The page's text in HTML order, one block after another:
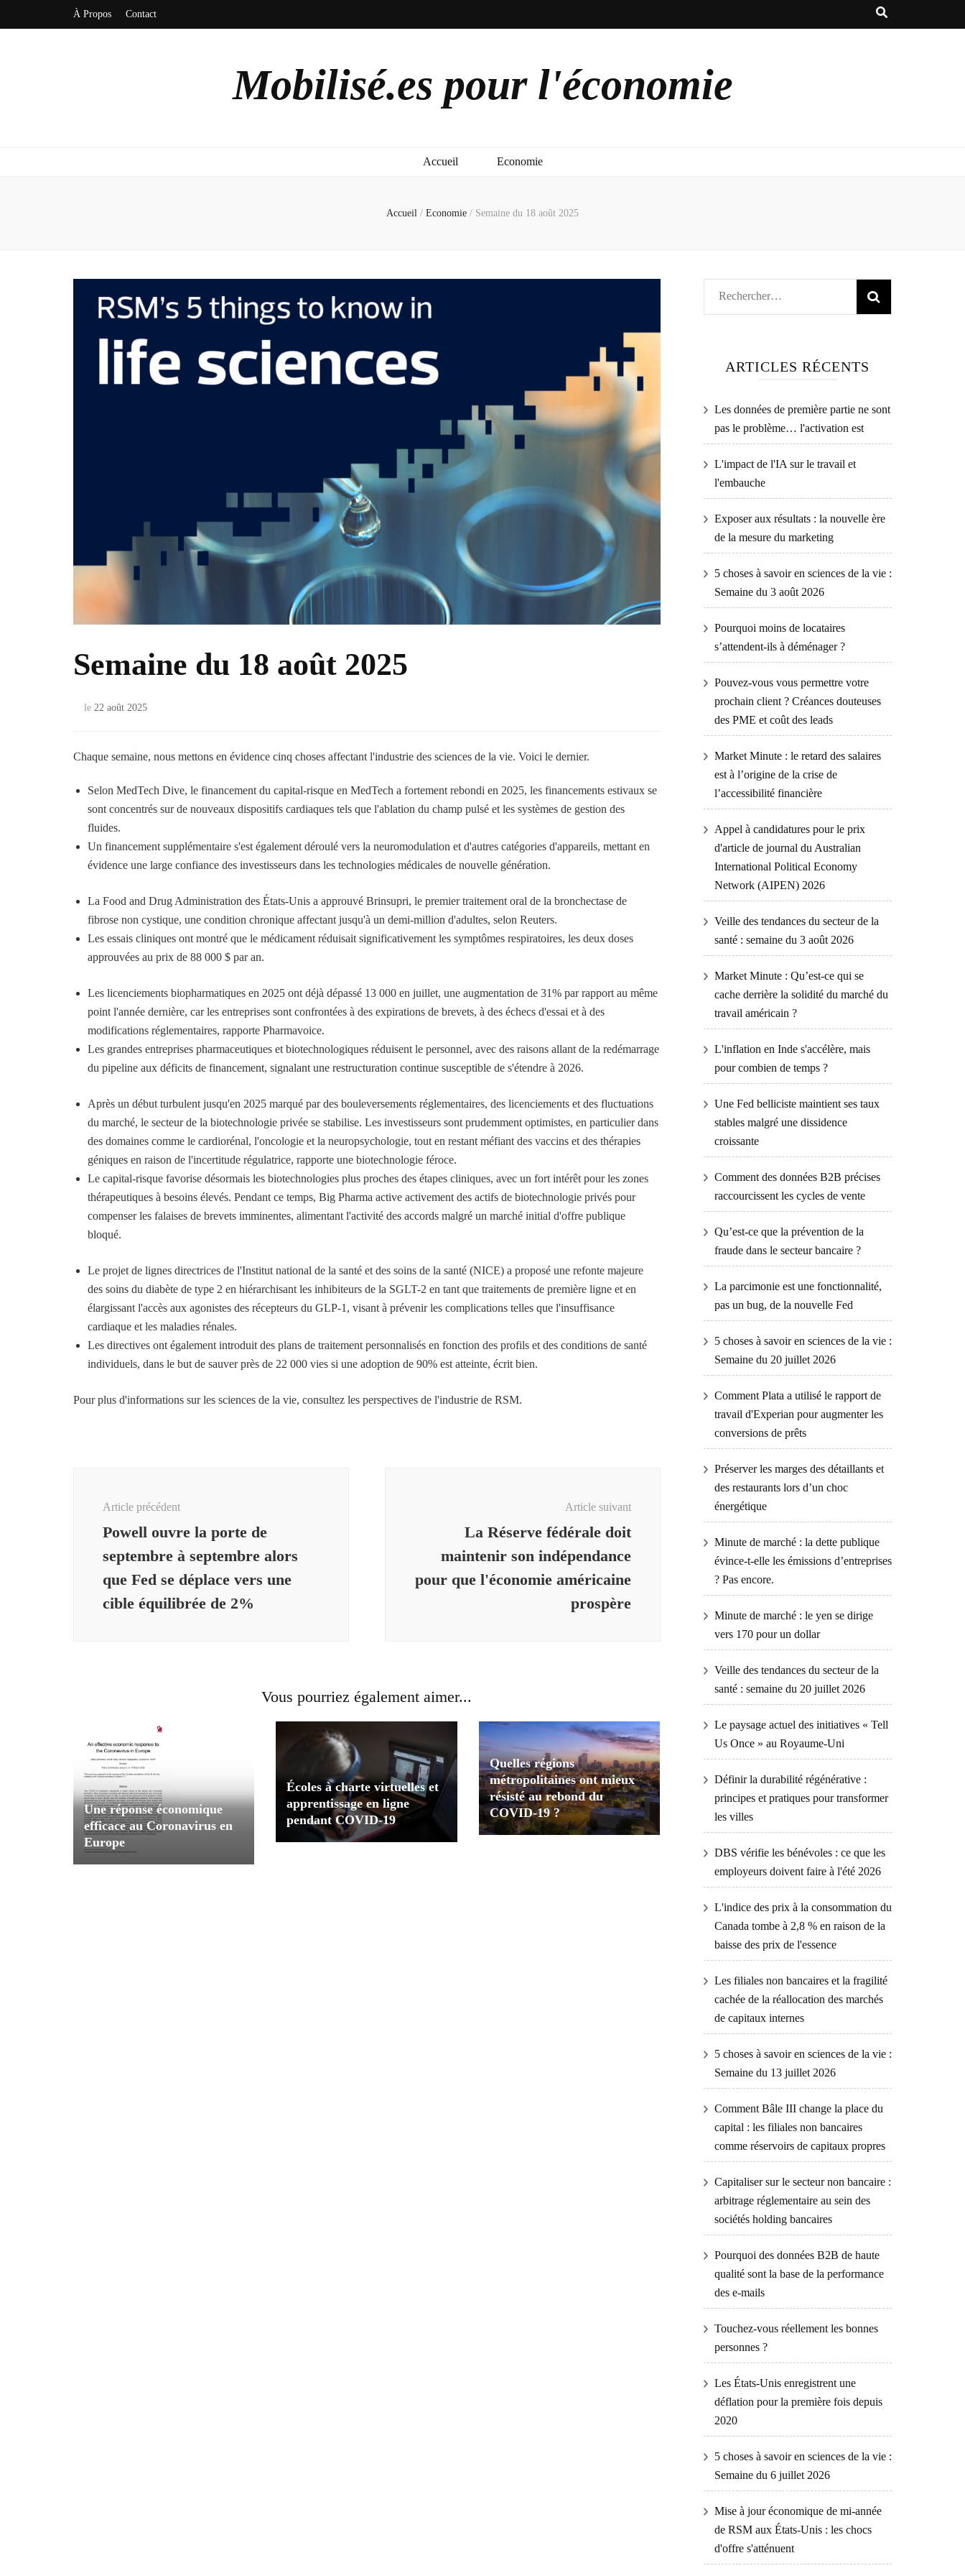
À Propos Contact
Mobilisé.es pour l'économie
Accueil Economie
Accueil / Economie / Semaine du 18 août 2025
Semaine du 18 août 2025
le 22 août 2025
Chaque semaine, nous mettons en évidence cinq choses affectant l'industrie des sciences de la vie. Voici le dernier.
Selon MedTech Dive, le financement du capital-risque en MedTech a fortement rebondi en 2025, les financements estivaux se
sont concentrés sur de nouveaux dispositifs cardiaques tels que l'ablation du champ pulsé et les systèmes de gestion des
fluides.
Un financement supplémentaire s'est également déroulé vers la neuromodulation et d'autres catégories d'appareils, mettant en
évidence une large confiance des investisseurs dans les technologies médicales de nouvelle génération.
La Food and Drug Administration des États-Unis a approuvé Brinsupri, le premier traitement oral de la bronchectase de
fibrose non cystique, une condition chronique affectant jusqu'à un demi-million d'adultes, selon Reuters.
Les essais cliniques ont montré que le médicament réduisait significativement les symptômes respiratoires, les deux doses
approuvées au prix de 88 000 $ par an.
Les licenciements biopharmatiques en 2025 ont déjà dépassé 13 000 en juillet, une augmentation de 31% par rapport au même
point l'année dernière, car les entreprises sont confrontées à des expirations de brevets, à des échecs d'essai et à des
modifications réglementaires, rapporte Pharmavoice.
Les grandes entreprises pharmaceutiques et biotechnologiques réduisent le personnel, avec des raisons allant de la redémarrage
du pipeline aux déficits de financement, signalant une restructuration continue susceptible de s'étendre à 2026.
Après un début turbulent jusqu'en 2025 marqué par des bouleversements réglementaires, des licenciements et des fluctuations
du marché, le secteur de la biotechnologie privée se stabilise. Les investisseurs sont prudemment optimistes, en particulier dans
des domaines comme le cardiorénal, l'oncologie et la neuropsychologie, tout en restant méfiant des vaccins et des thérapies
géniques en raison de l'incertitude régulatrice, rapporte une biotechnologie féroce.
Le capital-risque favorise désormais les biotechnologies plus proches des étapes cliniques, avec un fort intérêt pour les zones
thérapeutiques à besoins élevés. Pendant ce temps, Big Pharma active activement des actifs de biotechnologie privés pour
compenser les falaises de brevets imminentes, alimentant l'activité des accords malgré un marché initial d'offre publique
bloqué.
Le projet de lignes directrices de l'Institut national de la santé et des soins de la santé (NICE) a proposé une refonte majeure
des soins du diabète de type 2 en hiérarchisant les inhibiteurs de la SGLT-2 en tant que traitements de première ligne et en
élargissant l'accès aux agonistes des récepteurs du GLP-1, visant à prévenir les complications telles que l'insuffisance
cardiaque et les maladies rénales.
Les directives ont également introduit des plans de traitement personnalisés en fonction des profils et des conditions de santé
individuels, dans le but de sauver près de 22 000 vies si une adoption de 90% est atteinte, écrit bien.
Pour plus d'informations sur les sciences de la vie, consultez les perspectives de l'industrie de RSM.
Article précédent
Powell ouvre la porte de
septembre à septembre alors
que Fed se déplace vers une
cible équilibrée de 2%
Article suivant
La Réserve fédérale doit
maintenir son indépendance
pour que l'économie américaine
prospère
Vous pourriez également aimer...
Une réponse économique
efficace au Coronavirus en
Europe
Écoles à charte virtuelles et
apprentissage en ligne
pendant COVID-19
Quelles régions
métropolitaines ont mieux
résisté au rebond du
COVID-19 ?
Rechercher :
ARTICLES RÉCENTS
Les données de première partie ne sont
pas le problème… l'activation est
L'impact de l'IA sur le travail et
l'embauche
Exposer aux résultats : la nouvelle ère
de la mesure du marketing
5 choses à savoir en sciences de la vie :
Semaine du 3 août 2026
Pourquoi moins de locataires
s’attendent-ils à déménager ?
Pouvez-vous vous permettre votre
prochain client ? Créances douteuses
des PME et coût des leads
Market Minute : le retard des salaires
est à l’origine de la crise de
l’accessibilité financière
Appel à candidatures pour le prix
d'article de journal du Australian
International Political Economy
Network (AIPEN) 2026
Veille des tendances du secteur de la
santé : semaine du 3 août 2026
Market Minute : Qu’est-ce qui se
cache derrière la solidité du marché du
travail américain ?
L'inflation en Inde s'accélère, mais
pour combien de temps ?
Une Fed belliciste maintient ses taux
stables malgré une dissidence
croissante
Comment des données B2B précises
raccourcissent les cycles de vente
Qu’est-ce que la prévention de la
fraude dans le secteur bancaire ?
La parcimonie est une fonctionnalité,
pas un bug, de la nouvelle Fed
5 choses à savoir en sciences de la vie :
Semaine du 20 juillet 2026
Comment Plata a utilisé le rapport de
travail d'Experian pour augmenter les
conversions de prêts
Préserver les marges des détaillants et
des restaurants lors d’un choc
énergétique
Minute de marché : la dette publique
évince-t-elle les émissions d’entreprises
? Pas encore.
Minute de marché : le yen se dirige
vers 170 pour un dollar
Veille des tendances du secteur de la
santé : semaine du 20 juillet 2026
Le paysage actuel des initiatives « Tell
Us Once » au Royaume-Uni
Définir la durabilité régénérative :
principes et pratiques pour transformer
les villes
DBS vérifie les bénévoles : ce que les
employeurs doivent faire à l'été 2026
L'indice des prix à la consommation du
Canada tombe à 2,8 % en raison de la
baisse des prix de l'essence
Les filiales non bancaires et la fragilité
cachée de la réallocation des marchés
de capitaux internes
5 choses à savoir en sciences de la vie :
Semaine du 13 juillet 2026
Comment Bâle III change la place du
capital : les filiales non bancaires
comme réservoirs de capitaux propres
Capitaliser sur le secteur non bancaire :
arbitrage réglementaire au sein des
sociétés holding bancaires
Pourquoi des données B2B de haute
qualité sont la base de la performance
des e-mails
Touchez-vous réellement les bonnes
personnes ?
Les États-Unis enregistrent une
déflation pour la première fois depuis
2020
5 choses à savoir en sciences de la vie :
Semaine du 6 juillet 2026
Mise à jour économique de mi-année
de RSM aux États-Unis : les chocs
d'offre s'atténuent